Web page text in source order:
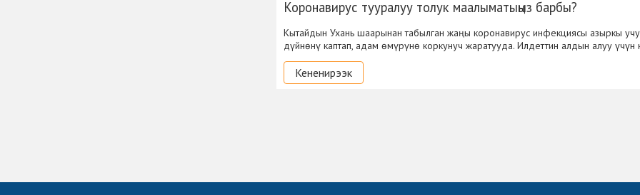
Коронавирус тууралуу толук маалыматыңыз барбы?
Кытайдын Ухань шаарынан табылган жаңы коронавирус инфекциясы азыркы
дүйнөнү каптап, адам өмүрүнө коркунуч жаратууда. Илдеттин алдын алуу үчүн
Кененирээк